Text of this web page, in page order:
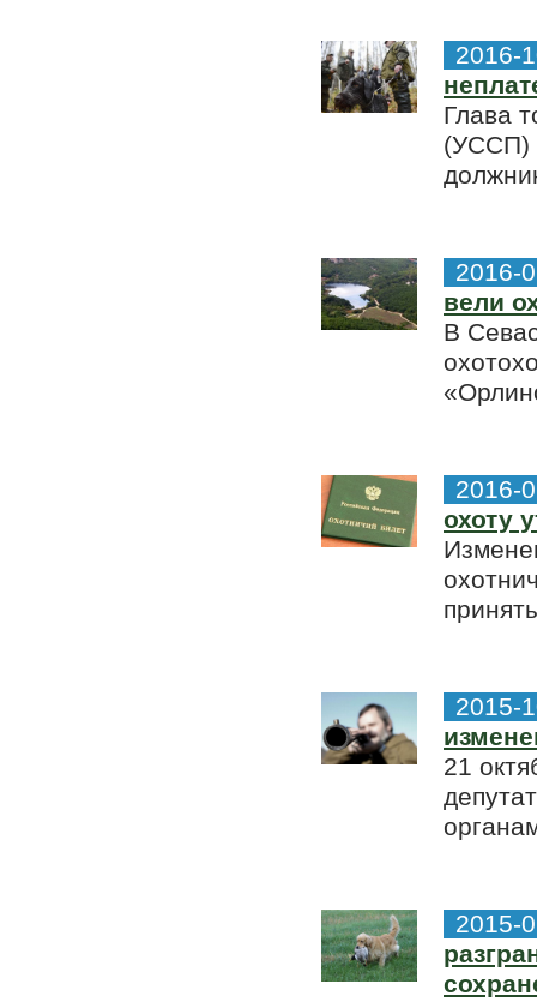
2016-
Глава
(УССП)
2016-
вели
В
2016-
охоту
2015-
21
2015-